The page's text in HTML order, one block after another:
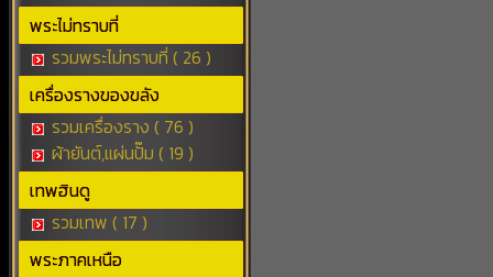
พระไม่ทราบที่
รวมพระไม่ทราบที่ ( 26 )
เครื่องรางของขลัง
รวมเครื่องราง ( 76 )
ผ้ายันต์,แผ่นปั๊ม ( 19 )
เทพฮินดู
รวมเทพ ( 17 )
พระภาคเหนือ